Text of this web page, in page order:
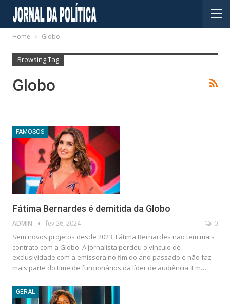
Home Globo
Browsing Tag
Globo
FAMOSOS
Fátima Bernardes é demitida da Globo
ADMIN fev 26, 2024 0
Sem novos projetos desde 2023, Fátima Bernardes não tem mais
contrato com a Globo. A jornalista perdeu o vínculo de
exclusividade com a emissora no fim do ano passado e não faz
mais parte do time de funcionários da líder de audiência. Em…
GERAL